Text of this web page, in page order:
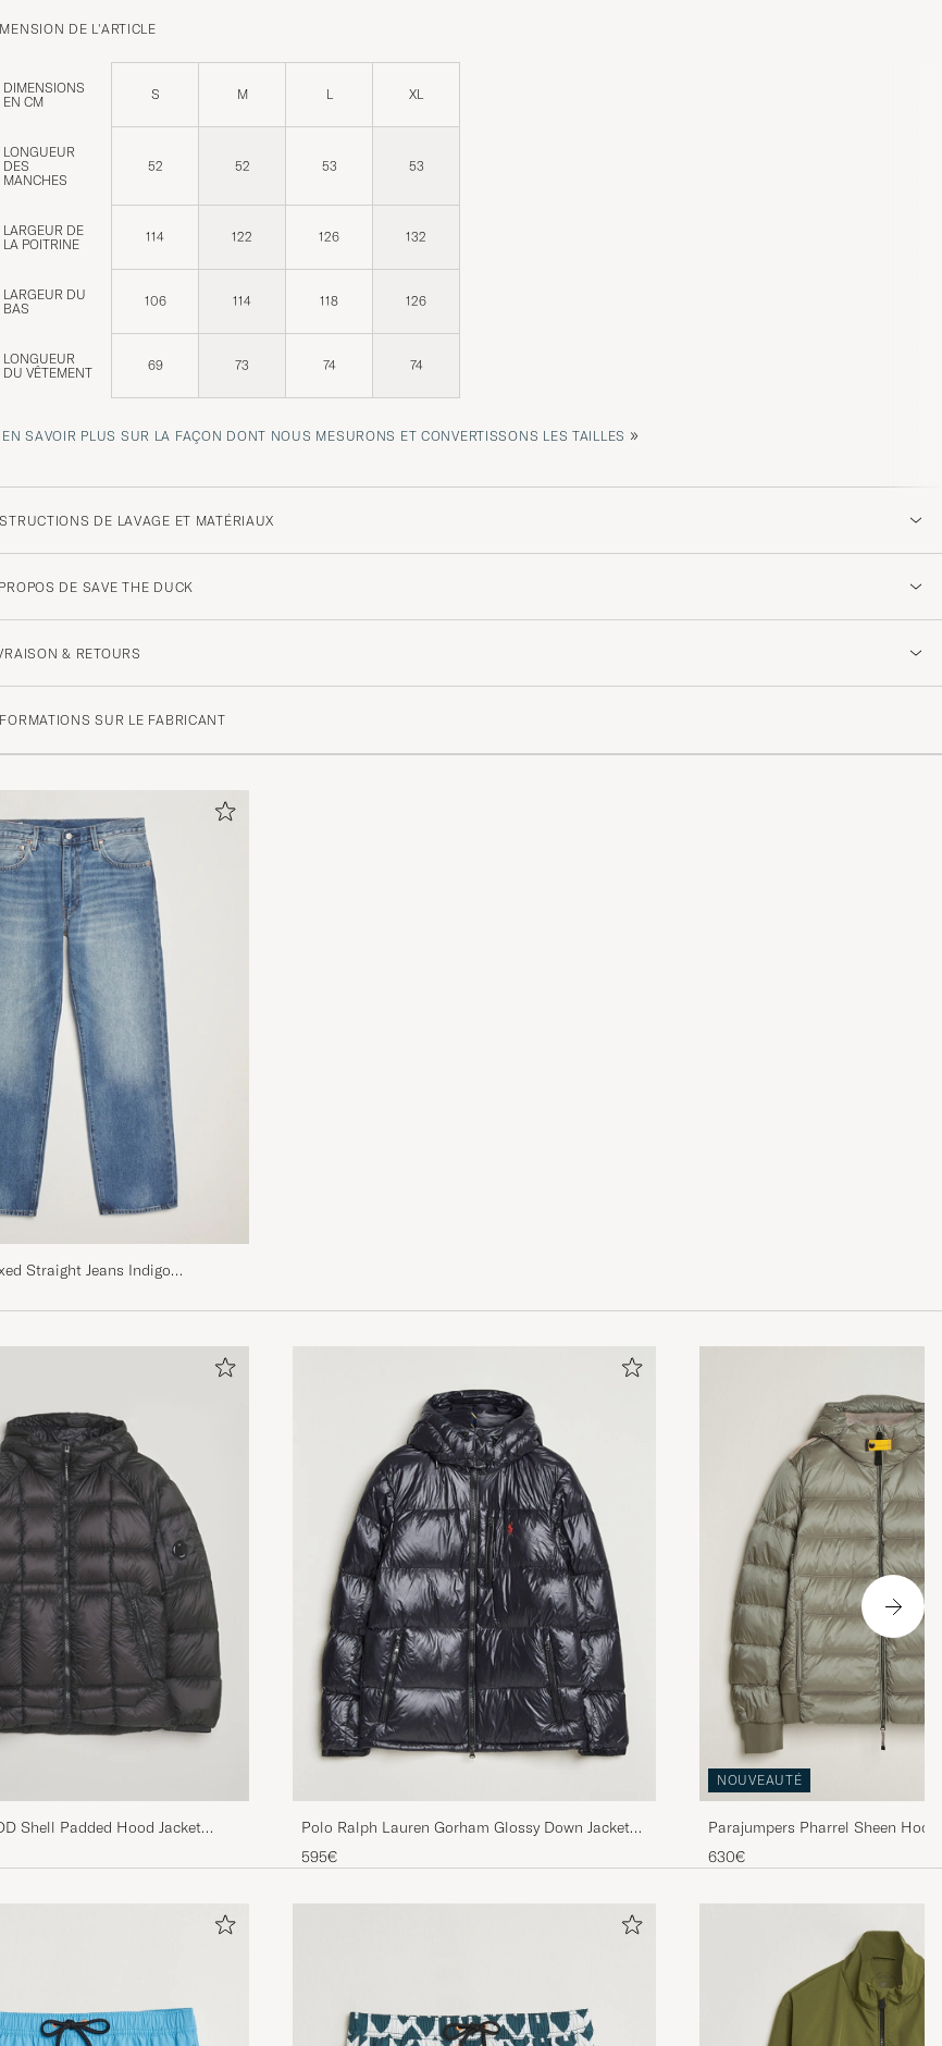
DE L'ARTICLE
DIMENSIONS
EN CM
S M L XL
LONGUEUR
DES
MANCHES
52 52 53 53
LARGEUR DE
LA POITRINE
114 122 126 132
LARGEUR DU
BAS
106 114 118 126
LONGUEUR
DU VÊTEMENT
69 73 74 74
EN SAVOIR PLUS SUR LA FAÇON DONT NOUS MESURONS ET CONVERTISSONS LES TAILLES »
DE LAVAGE ET MATÉRIAUX
DE SAVE THE DUCK
& RETOURS
SUR LE FABRICANT
Straight Jeans Indigo
Shell Padded Hood Jacket
Polo Ralph Lauren Gorham Glossy Down Jacket
Polo Black
595€
NOUVEAUTÉ
Parajumpers Pharrel Sheen
Grey
630€